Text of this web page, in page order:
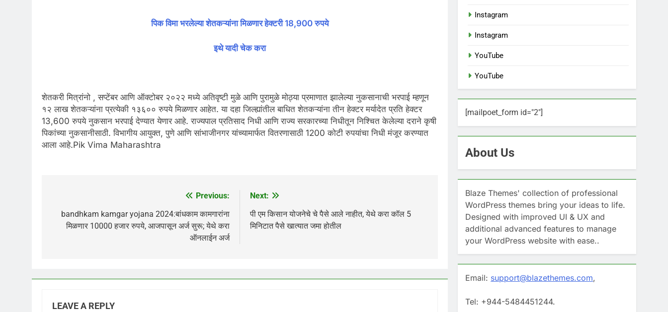
पिक विमा भरलेल्या शेतकऱ्यांना मिळणार हेक्टरी 18,900 रुपये
इथे यादी चेक करा
शेतकरी मित्रांनो , सप्टेंबर आणि ऑक्टोबर २०२२ मध्ये अतिवृष्टी मुळे आणि पुरामुळे मोठ्या प्रमाणात झालेल्या नुकसानाची भरपाई म्हणून
१२ लाख शेतकऱ्यांना प्रत्येकी १३६०० रुपये मिळणार आहेत. या दहा जिल्ह्यांतील बाधित शेतकऱ्यांना तीन हेक्टर मर्यादेत प्रति हेक्टर
13,600 रुपये नुकसान भरपाई देण्यात येणार आहे. राज्यपाल प्रतिसाद निधी आणि राज्य सरकारच्या निधीतून निश्चित केलेल्या दराने कृषी
पिकांच्या नुकसानीसाठी. विभागीय आयुक्त, पुणे आणि सांभाजीनगर यांच्यामार्फत वितरणासाठी 1200 कोटी रुपयांचा निधी मंजूर करण्यात
आला आहे.Pik Vima Maharashtra
navigation
Previous:
bandhkam kamgar yojana 2024:बांधकाम कामगारांना
मिळणार 10000 हजार रुपये, आजपासून अर्ज सुरू; येथे करा
ऑनलाईन अर्ज
Next:
पी एम किसान योजनेचे चे पैसे आले नाहीत, येथे करा कॉल 5
मिनिटात पैसे खात्यात जमा होतील
LEAVE A REPLY
Instagram
Instagram
YouTube
YouTube
[mailpoet_form id="2"]
About Us
Blaze Themes' collection of professional
WordPress themes bring your ideas to life.
Designed with improved UI & UX and
additional advanced features to manage
your WordPress website with ease..
Email: support@blazethemes.com,
Tel: +944-5484451244.